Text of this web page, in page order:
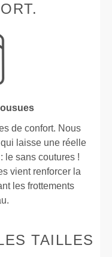
de confort. Nous
laisse une réelle
le sans coutures !
vient renforcer la
les frottements
TAILLES